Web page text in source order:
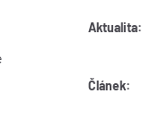
Aktualita:
Článek: